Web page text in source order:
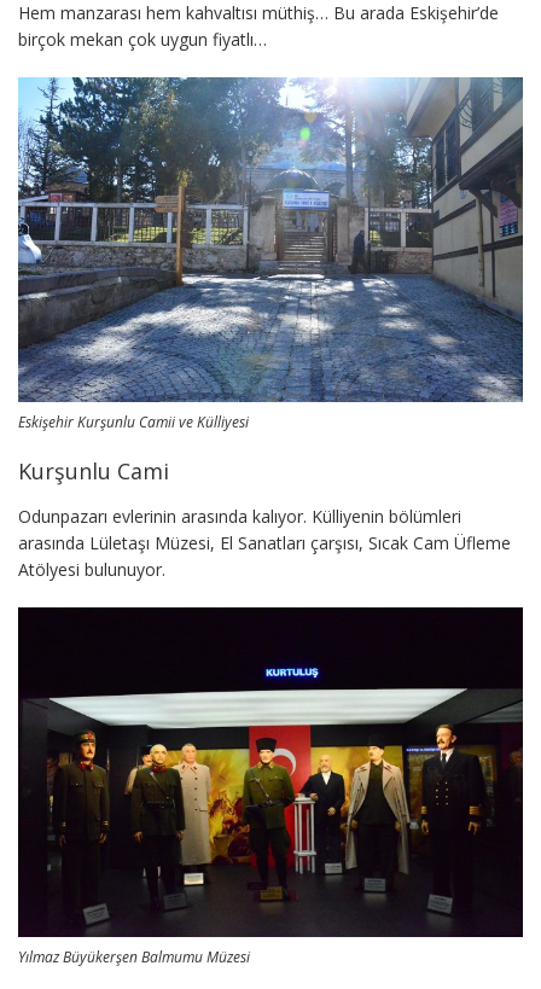
Hem manzarası hem kahvaltısı müthiş… Bu arada Eskişehir’de
birçok mekan çok uygun fiyatlı…
Eskişehir Kurşunlu Camii ve Külliyesi
Kurşunlu Cami
Odunpazarı evlerinin arasında kalıyor. Külliyenin bölümleri
arasında Lületaşı Müzesi, El Sanatları çarşısı, Sıcak Cam Üfleme
Atölyesi bulunuyor.
Yılmaz Büyükerşen Balmumu Müzesi